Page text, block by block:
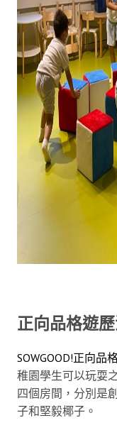
正向品格遊
SOWGOOD!正向品
稚園學生可以玩耍
四個房間，分別是
子和堅毅椰子。